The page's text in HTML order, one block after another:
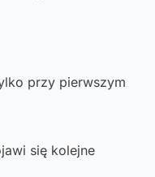
przy pierwszym
się kolejne